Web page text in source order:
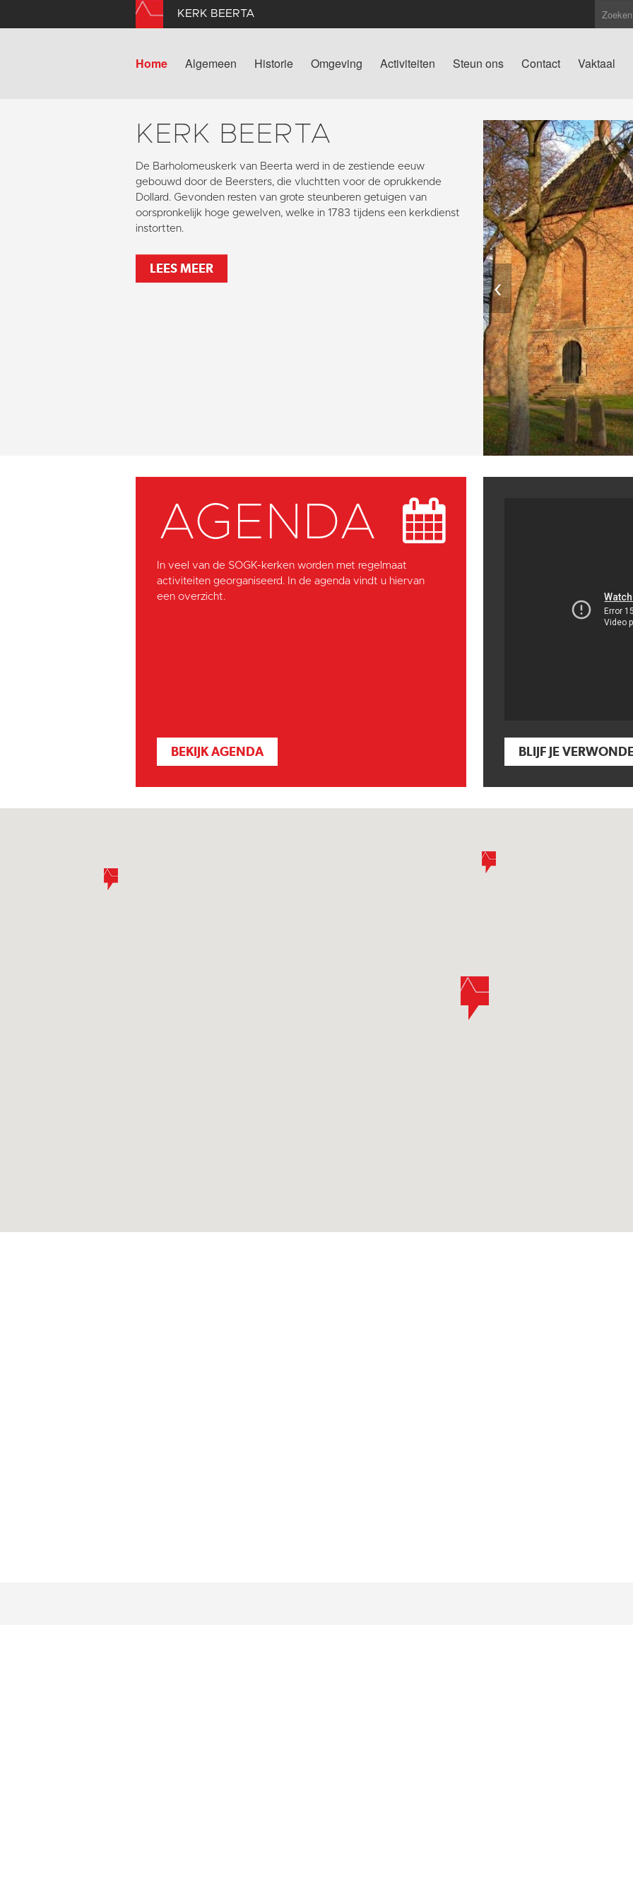
KERK BEERTA
Home Algemeen Historie Omgeving Activiteiten Steun ons Contact Vaktaal
KERK BEERTA
De Barholomeuskerk van Beerta werd in de zestiende eeuw
gebouwd door de Beersters, die vluchtten voor de oprukkende
Dollard. Gevonden resten van grote steunberen getuigen van
oorspronkelijk hoge gewelven, welke in 1783 tijdens een kerkdienst
instortten.
LEES MEER
‹
AGENDA
In veel van de SOGK-kerken worden met regelmaat
activiteiten georganiseerd. In de agenda vindt u hiervan
een overzicht.
BEKIJK AGENDA BLIJF JE